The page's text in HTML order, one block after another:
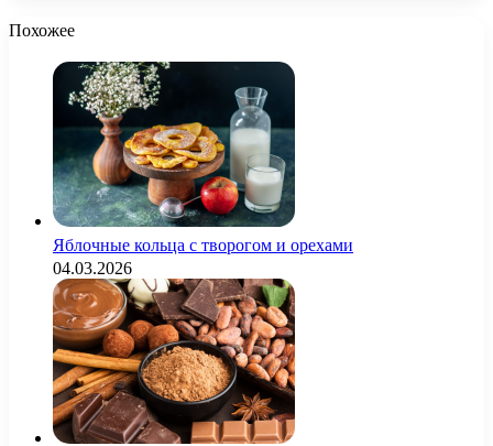
Похожее
Яблочные кольца с творогом и орехами
04.03.2026